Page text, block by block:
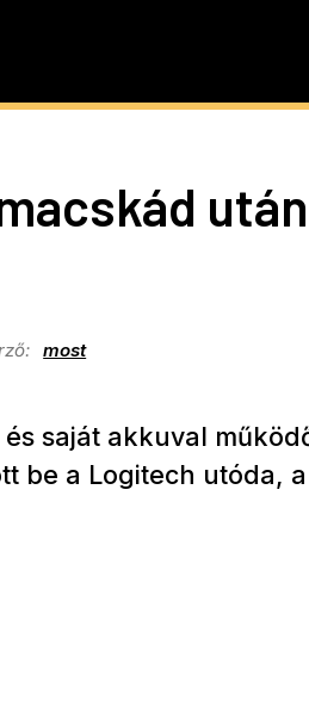
most
saját akkuval
be a Logitech utóda,